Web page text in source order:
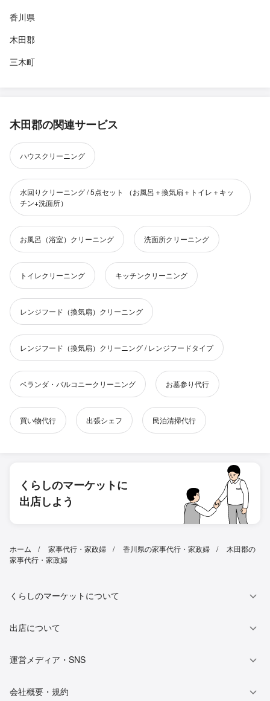
香川県
木田郡
三木町
木田郡の関連サービス
ハウスクリーニング
水回りクリーニング / 5点セット （お風呂＋換気扇＋トイレ＋キッ
チン+洗面所）
お風呂（浴室）クリーニング 洗面所クリーニング
トイレクリーニング キッチンクリーニング
レンジフード（換気扇）クリーニング
レンジフード（換気扇）クリーニング / レンジフードタイプ
ベランダ・バルコニークリーニング お墓参り代行
買い物代行 出張シェフ 民泊清掃代行
くらしのマーケットに
出店しよう
ホーム 家事代行・家政婦 香川県の家事代行・家政婦
木田郡の
家事代行・家政婦
くらしのマーケットについて
出店について
運営メディア・SNS
会社概要・規約